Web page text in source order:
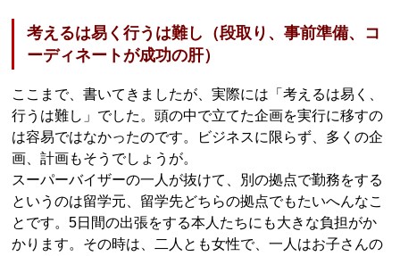
考えるは易く行うは難し（段取り、事前準備、コ
ーディネートが成功の肝）
ここまで、書いてきましたが、実際には「考えるは易く、
行うは難し」でした。頭の中で立てた企画を実行に移すの
は容易ではなかったのです。ビジネスに限らず、多くの企
画、計画もそうでしょうが。
スーパーバイザーの一人が抜けて、別の拠点で勤務をする
というのは留学元、留学先どちらの拠点でもたいへんなこ
とです。5日間の出張をする本人たちにも大きな負担がか
かります。その時は、二人とも女性で、一人はお子さんの